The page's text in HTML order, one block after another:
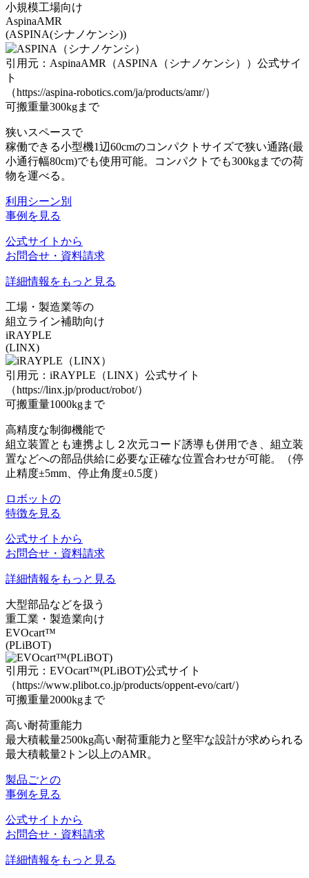
小規模工場向け
AspinaAMR
(ASPINA(シナノケンシ))
引用元：AspinaAMR（ASPINA（シナノケンシ））公式サイ
ト
（https://aspina-robotics.com/ja/products/amr/）
可搬重量300kgまで
狭いスペースで
稼働できる小型機1辺60cmのコンパクトサイズで狭い通路(最
小通行幅80cm)でも使用可能。コンパクトでも300kgまでの荷
物を運べる。
利用シーン別
事例を見る
公式サイトから
お問合せ・資料請求
詳細情報をもっと見る
工場・製造業等の
組立ライン補助向け
iRAYPLE
(LINX)
引用元：iRAYPLE（LINX）公式サイト
（https://linx.jp/product/robot/）
可搬重量1000kgまで
高精度な制御機能で
組立装置とも連携よし ２次元コード誘導も併用でき、組立装
置などへの部品供給に必要な正確な位置合わせが可能。（停
止精度±5mm、停止角度±0.5度）
ロボットの
特徴を見る
公式サイトから
お問合せ・資料請求
詳細情報をもっと見る
大型部品などを扱う
重工業・製造業向け
EVOcart™
(PLiBOT)
引用元：EVOcart™(PLiBOT)公式サイト
（https://www.plibot.co.jp/products/oppent-evo/cart/）
可搬重量2000kgまで
高い耐荷重能力
最大積載量2500kg高い耐荷重能力と堅牢な設計が求められる
最大積載量2トン以上のAMR。
製品ごとの
事例を見る
公式サイトから
お問合せ・資料請求
詳細情報をもっと見る